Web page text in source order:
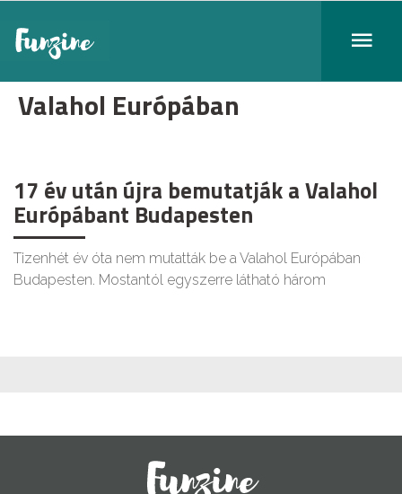
Valahol Európában
17 év után újra bemutatják a Valahol
Európábant Budapesten
Tizenhét év óta nem mutatták be a Valahol Európában
Budapesten. Mostantól egyszerre látható három